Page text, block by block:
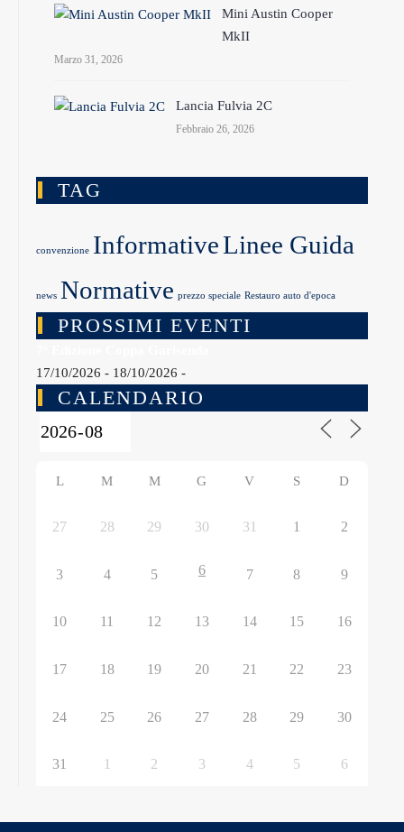
Mini Austin Cooper
MkII
Marzo 31, 2026
Lancia Fulvia 2C
Febbraio 26, 2026
TAG
convenzione InformativeLinee Guida
news Normative prezzo speciale Restauro auto d'epoca
PROSSIMI EVENTI
17/10/2026 - 18/10/2026 -
CALENDARIO
L M M G V S D
27 28 29 30 31 1 2
3 4 5 6 7 8 9
10 11 12 13 14 15 16
17 18 19 20 21 22 23
24 25 26 27 28 29 30
31 1 2 3 4 5 6